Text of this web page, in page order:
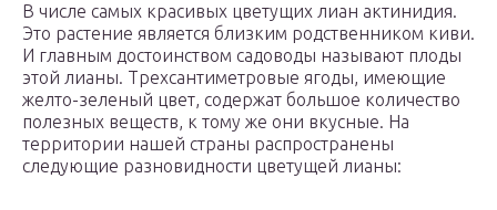
В числе самых красивых цветущих лиан актинидия.
Это растение является близким родственником киви.
И главным достоинством садоводы называют плоды
этой лианы. Трехсантиметровые ягоды, имеющие
желто-зеленый цвет, содержат большое количество
полезных веществ, к тому же они вкусные. На
территории нашей страны распространены
следующие разновидности цветущей лианы: